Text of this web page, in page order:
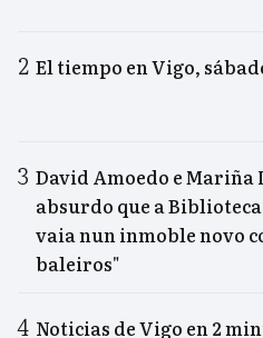
El tiempo en Vigo,
David Amoedo e Mariña
absurdo que a
vaia nun inmoble novo
baleiros"
Noticias de Vigo en 2